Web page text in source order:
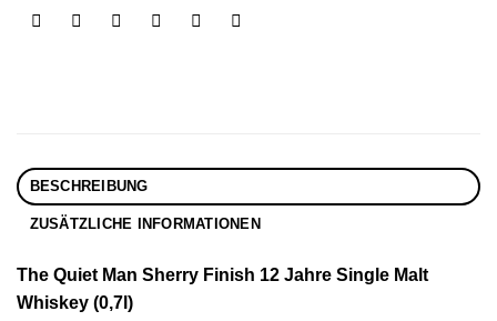
BESCHREIBUNG
ZUSÄTZLICHE INFORMATIONEN
The Quiet Man Sherry Finish 12 Jahre Single Malt
Whiskey (0,7l)